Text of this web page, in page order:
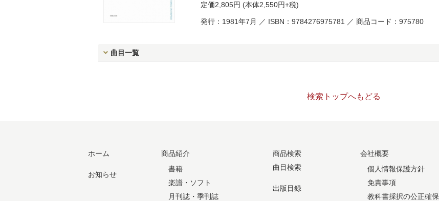
定価2,805円 (本体2,550円+税)
発行：1981年7月 ／ ISBN：9784276975781 ／ 商品コード：975780
曲目一覧
検索トップへもどる
ホーム
お知らせ
商品紹介
書籍
楽譜・ソフト
月刊誌・季刊誌
商品検索
曲目検索
出版目録
会社概要
個人情報保護方針
免責事項
教科書採択の公正確保